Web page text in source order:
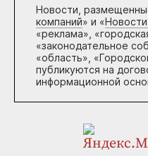
Новости,
компаний» и «
«реклама»,
«законодательное
«область»,
публикуются на
информационной